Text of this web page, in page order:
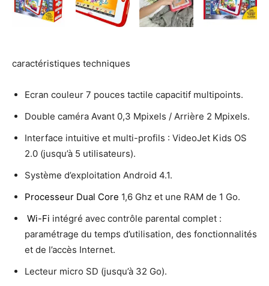
caractéristiques techniques
Ecran couleur 7 pouces tactile capacitif multipoints.
Double caméra Avant 0,3 Mpixels / Arrière 2 Mpixels.
Interface intuitive et multi-profils : VideoJet Kids OS
2.0 (jusqu’à 5 utilisateurs).
Système d’exploitation Android 4.1.
Processeur Dual Core 1,6 Ghz et une RAM de 1 Go.
Wi-Fi intégré avec contrôle parental complet :
paramétrage du temps d’utilisation, des fonctionnalités
et de l’accès Internet.
Lecteur micro SD (jusqu’à 32 Go).